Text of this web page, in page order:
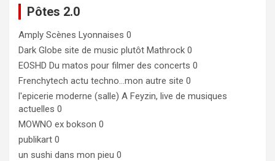
Pôtes 2.0
Amply Scènes Lyonnaises 0
Dark Globe site de music plutôt Mathrock 0
EOSHD Du matos pour filmer des concerts 0
Frenchytech actu techno…mon autre site 0
l'epicerie moderne (salle) A Feyzin, live de musiques
actuelles 0
MOWNO ex bokson 0
publikart 0
un sushi dans mon pieu 0